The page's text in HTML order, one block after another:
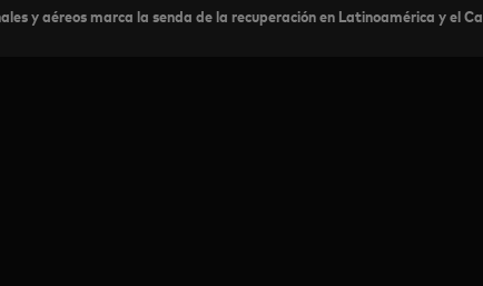
y aéreos marca la senda de la recuperación en Latinoamérica y el